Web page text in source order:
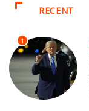
RECENT
1